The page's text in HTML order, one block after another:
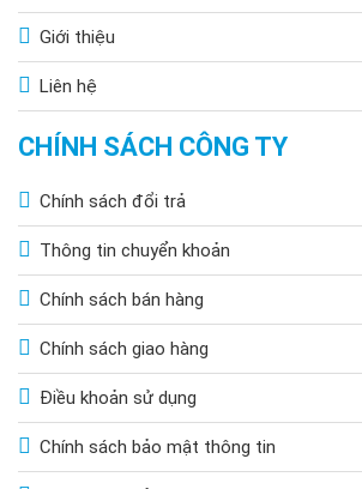
Giới thiệu
Liên hệ
CHÍNH SÁCH CÔNG TY
Chính sách đổi trả
Thông tin chuyển khoản
Chính sách bán hàng
Chính sách giao hàng
Điều khoản sử dụng
Chính sách bảo mật thông tin